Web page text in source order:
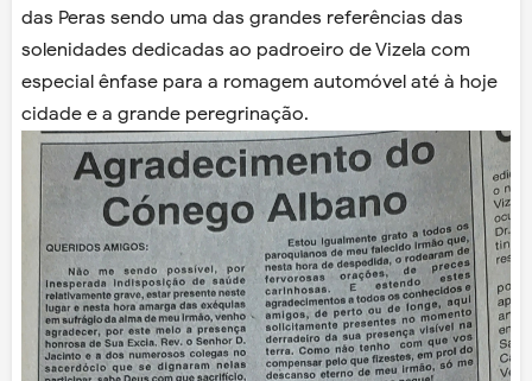
das Peras sendo uma das grandes referências das
solenidades dedicadas ao padroeiro de Vizela com
especial ênfase para a romagem automóvel até à hoje
cidade e a grande peregrinação.